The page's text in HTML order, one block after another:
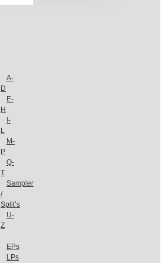
A-
D
E-
H
I-
L
M-
P
Q-
T
Sampler
/
Split’s
U-
Z
EPs
LPs